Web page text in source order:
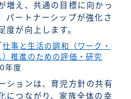
増え、共通の目標に向かっ
パートナーシップが強化さ
度が向上します。
仕事と生活の調和（ワーク・
）推進のための評価・研究
年度
ションは、育児方針の共有
につながり、家族全体の幸